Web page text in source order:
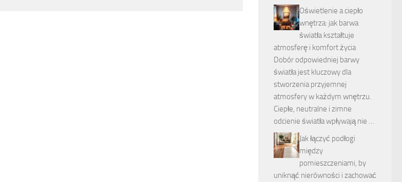
Oświetlenie a ciepło
wnętrza: jak barwa
światła kształtuje
atmosferę i komfort życia
Dobór odpowiedniej barwy
światła jest kluczowy dla
stworzenia przyjemnej
atmosfery w każdym wnętrzu.
Ciepłe, neutralne i zimne
odcienie światła wpływają nie …
Jak łączyć podłogi
między
pomieszczeniami, by
uniknąć nierówności i zachować